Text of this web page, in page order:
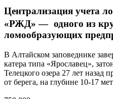
Централизация учета
«РЖД» — одного из
ломообразующих
В Алтайском заповеднике
катера типа «Ярославец»,
Телецкого озера 27 лет назад
от берега, на глубине 10-17